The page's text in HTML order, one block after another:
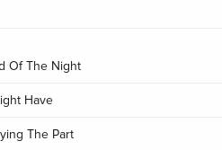
Of The Night
Have
The Part